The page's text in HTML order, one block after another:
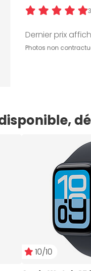
Dernier prix
Photos non
10/10